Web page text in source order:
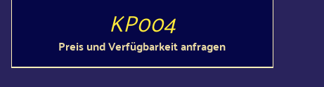
KP004
Preis und Verfügbarkeit anfragen